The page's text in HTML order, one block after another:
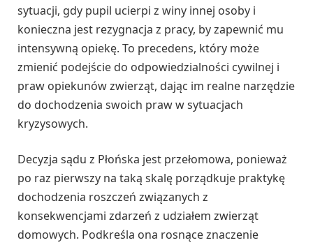
sytuacji, gdy pupil ucierpi z winy innej osoby i
konieczna jest rezygnacja z pracy, by zapewnić mu
intensywną opiekę. To precedens, który może
zmienić podejście do odpowiedzialności cywilnej i
praw opiekunów zwierząt, dając im realne narzędzie
do dochodzenia swoich praw w sytuacjach
kryzysowych.
Decyzja sądu z Płońska jest przełomowa, ponieważ
po raz pierwszy na taką skalę porządkuje praktykę
dochodzenia roszczeń związanych z
konsekwencjami zdarzeń z udziałem zwierząt
domowych. Podkreśla ona rosnące znaczenie